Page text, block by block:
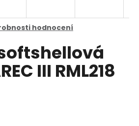
hodnocení
III RML218